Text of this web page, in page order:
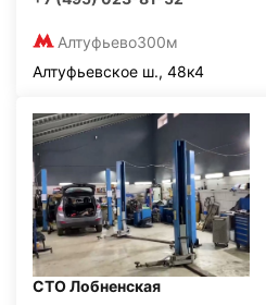
Алтуфьево300м
Алтуфьевское ш., 48к4
СТО Лобненская